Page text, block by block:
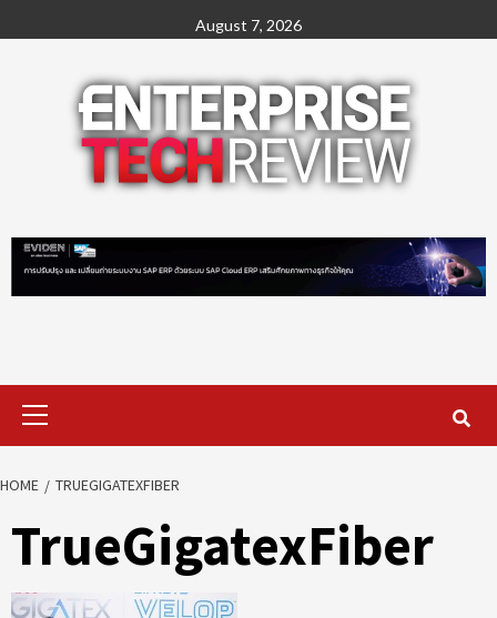
to
August 7, 2026
Primary
Menu
HOME TRUEGIGATEXFIBER
TrueGigatexFiber